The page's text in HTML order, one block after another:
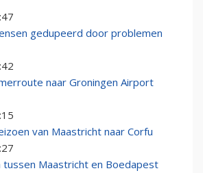
gedupeerd door problemen
naar Groningen Airport
van Maastricht naar Corfu
tussen Maastricht en Boedapest